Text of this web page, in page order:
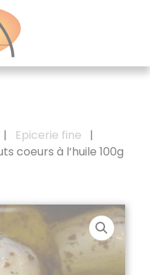
| Epicerie fine
|
coeurs à l’huile 100g